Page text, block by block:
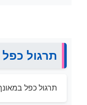
תרגול
תרגול כפל